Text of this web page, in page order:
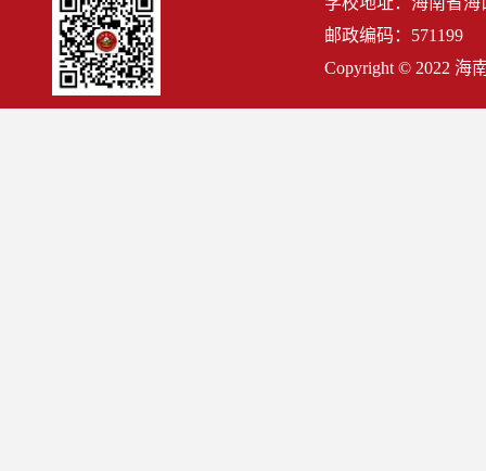
邮政编码：571199
Copyright © 2022 海